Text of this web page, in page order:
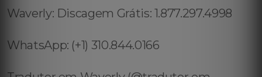
Waverly: Discagem Grátis: 1.877.297.4998
WhatsApp: (+1) 310.844.0166